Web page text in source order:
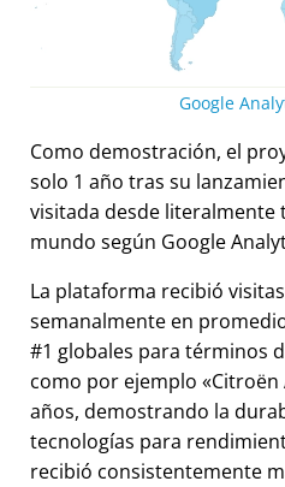
Google
Como demostración, el
solo 1 año tras su
visitada desde literalmente
mundo según Google
La plataforma recibió
semanalmente en
#1 globales para términos
como por ejemplo
Citroën
años, demostrando la
tecnologías para
recibió consistentemente